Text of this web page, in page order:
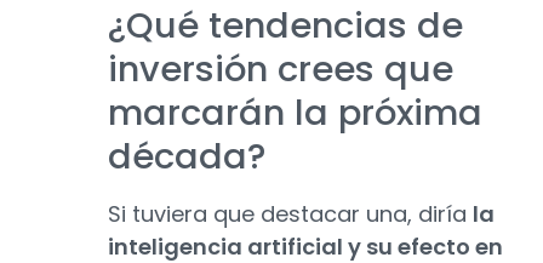
¿Qué tendencias de
inversión crees que
marcarán la próxima
década?
Si tuviera que destacar una, diría la
inteligencia artificial y su efecto en